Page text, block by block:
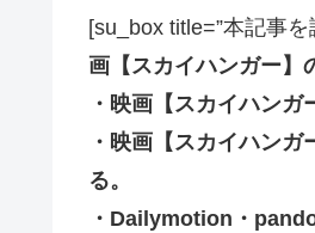
[su_box title=”本記事を
画【スカイハンガー】
・映画【スカイハンガ
・映画【スカイハン
る。
・Dailymotion・